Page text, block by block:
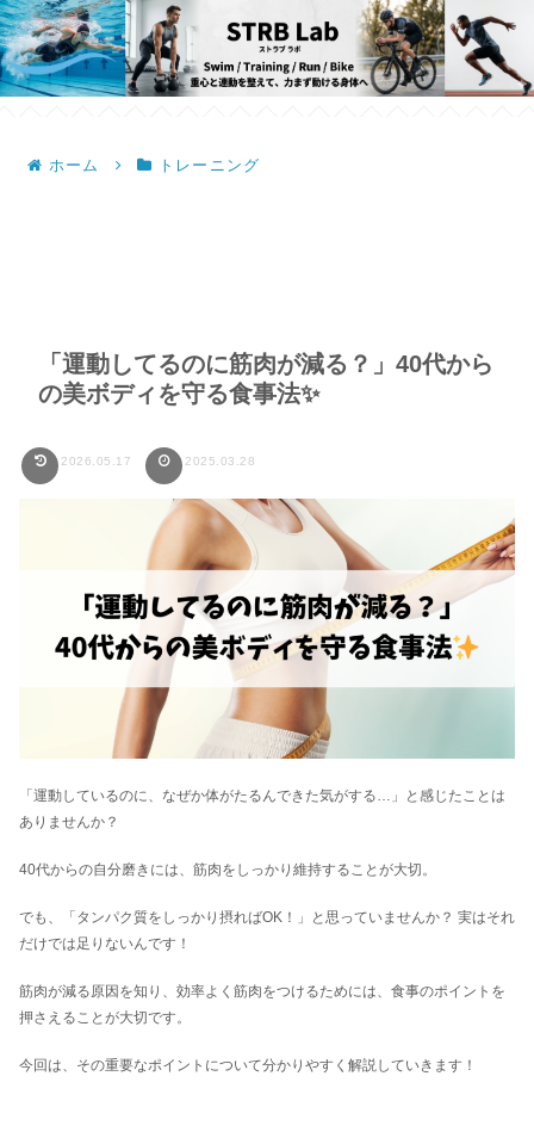
ホーム トレーニング
「運動してるのに筋肉が減る？」40代から
の美ボディを守る食事法✨
2026.05.17 2025.03.28
「運動しているのに、なぜか体がたるんできた気がする…」と感じたことは
ありませんか？
40代からの自分磨きには、筋肉をしっかり維持することが大切。
でも、「タンパク質をしっかり摂ればOK！」と思っていませんか？ 実はそれ
だけでは足りないんです！
筋肉が減る原因を知り、効率よく筋肉をつけるためには、食事のポイントを
押さえることが大切です。
今回は、その重要なポイントについて分かりやすく解説していきます！